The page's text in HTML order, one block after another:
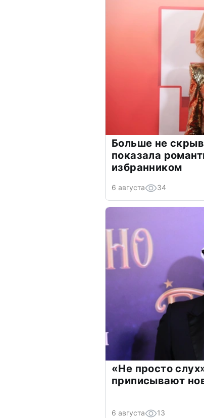
Больше не
показала
избранником
6 августа 34
«Не просто
приписывают
6 августа 13